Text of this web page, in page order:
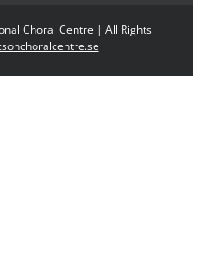
Choral Centre | All Rights